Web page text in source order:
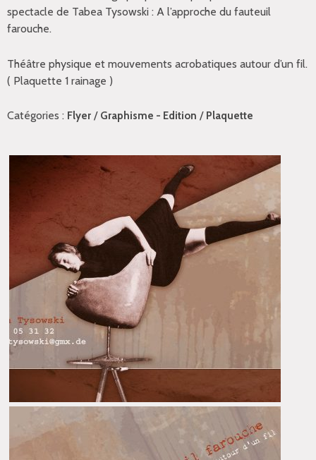
spectacle de Tabea Tysowski : A l’approche du fauteuil
farouche.
Théâtre physique et mouvements acrobatiques autour d’un fil.
( Plaquette 1 rainage )
Catégories : Flyer / Graphisme - Edition / Plaquette